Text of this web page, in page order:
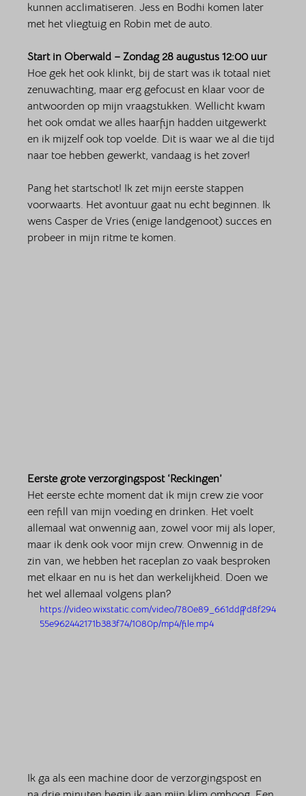
kunnen acclimatiseren. Jess en Bodhi komen later
met het vliegtuig en Robin met de auto.
Start in Oberwald – Zondag 28 augustus 12:00 uur
Hoe gek het ook klinkt, bij de start was ik totaal niet
zenuwachting, maar erg gefocust en klaar voor de
antwoorden op mijn vraagstukken. Wellicht kwam
het ook omdat we alles haarfijn hadden uitgewerkt
en ik mijzelf ook top voelde. Dit is waar we al die tijd
naar toe hebben gewerkt, vandaag is het zover!
Pang het startschot! Ik zet mijn eerste stappen
voorwaarts. Het avontuur gaat nu echt beginnen. Ik
wens Casper de Vries (enige landgenoot) succes en
probeer in mijn ritme te komen.
Eerste grote verzorgingspost ‘Reckingen’
Het eerste echte moment dat ik mijn crew zie voor
een refill van mijn voeding en drinken. Het voelt
allemaal wat onwennig aan, zowel voor mij als loper,
maar ik denk ook voor mijn crew. Onwennig in de
zin van, we hebben het raceplan zo vaak besproken
met elkaar en nu is het dan werkelijkheid. Doen we
het wel allemaal volgens plan?
https://video.wixstatic.com/video/780e89_661ddffd8f294
55e962442171b383f74/1080p/mp4/file.mp4
Ik ga als een machine door de verzorgingspost en